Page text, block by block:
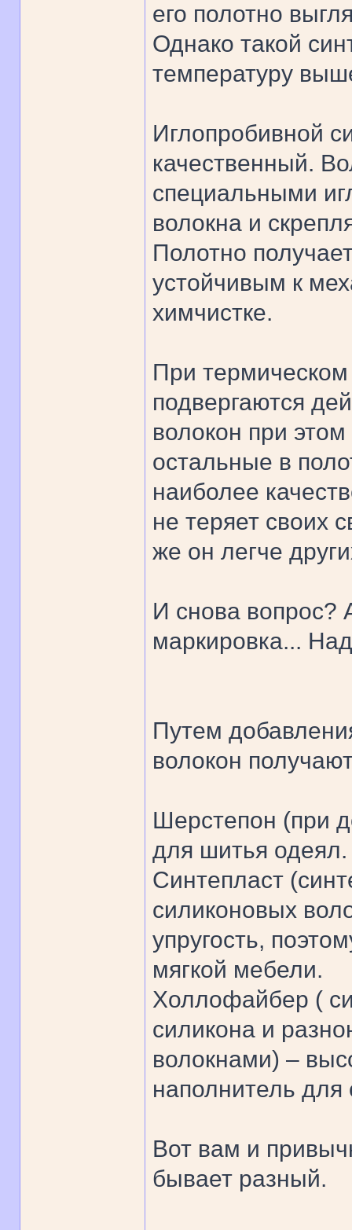
его полотно
Однако такой
температуру
Иглопробивной
качественный.
специальными
волокна и
Полотно
устойчивым к
химчистке.
При термическом
подвергаются
волокон при
остальные в
наиболее
не теряет своих
же он легче
И снова вопрос?
маркировка...
Путем
волокон
Шерстепон (при
для шитья одеял.
Синтепласт
силиконовых
упругость,
мягкой мебели.
Холлофайбер (
силикона и
волокнами) –
наполнитель
Вот вам и
бывает разный.